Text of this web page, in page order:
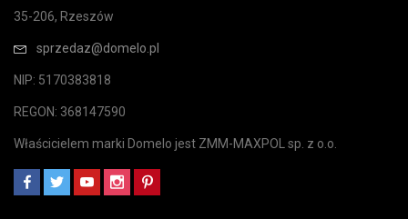
35-206, Rzeszów
sprzedaz@domelo.pl
NIP: 5170383818
REGON: 368147590
Właścicielem marki Domelo jest ZMM-MAXPOL sp. z o.o.